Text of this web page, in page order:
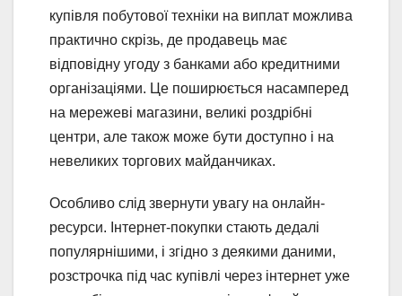
купівля побутової техніки на виплат можлива
практично скрізь, де продавець має
відповідну угоду з банками або кредитними
організаціями. Це поширюється насамперед
на мережеві магазини, великі роздрібні
центри, але також може бути доступно і на
невеликих торгових майданчиках.
Особливо слід звернути увагу на онлайн-
ресурси. Інтернет-покупки стають дедалі
популярнішими, і згідно з деякими даними,
розстрочка під час купівлі через інтернет уже